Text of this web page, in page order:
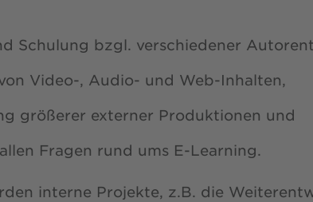
Schulung bzgl. verschiedener
Video-, Audio- und Web-Inhalten,
größerer externer Produktionen und
Fragen rund ums E-Learning.
interne Projekte, z.B. die